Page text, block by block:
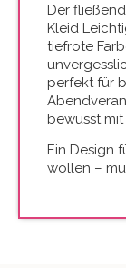
Der
Kleid
tiefrote
perfekt für
bewusst
Ein Design
wollen –